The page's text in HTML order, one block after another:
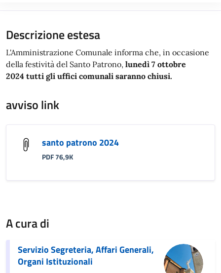
Descrizione estesa
L'Amministrazione Comunale informa che, in occasione
della festività del Santo Patrono, lunedì 7 ottobre
2024 tutti gli uffici comunali saranno chiusi.
avviso link
santo patrono 2024
PDF 76,9K
A cura di
Servizio Segreteria, Affari Generali,
Organi Istituzionali